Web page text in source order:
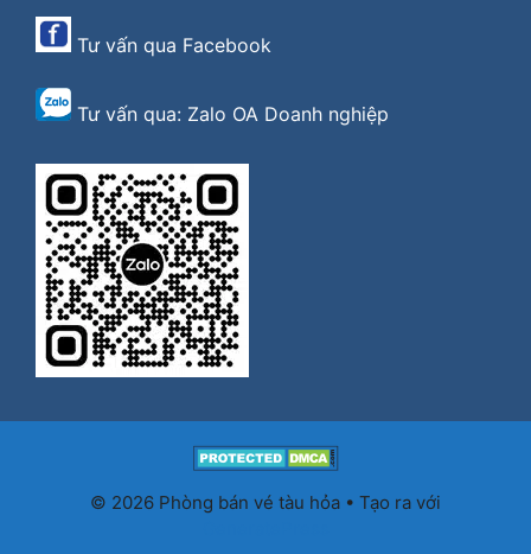
Tư vấn qua Facebook
Tư vấn qua: Zalo OA Doanh nghiệp
© 2026 Phòng bán vé tàu hỏa • Tạo ra với